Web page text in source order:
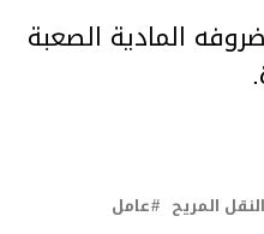
المادية الصعبة
المريح عامل